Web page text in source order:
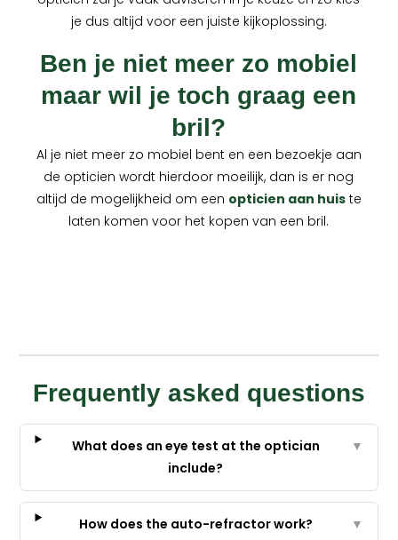
je dus altijd voor een juiste kijkoplossing.
Ben je niet meer zo mobiel
maar wil je toch graag een
bril?
Al je niet meer zo mobiel bent en een bezoekje aan
de opticien wordt hierdoor moeilijk, dan is er nog
altijd de mogelijkheid om een opticien aan huiste
laten komen voor het kopen van een bril.
Frequently asked questions
What does an eye test at the optician
include?
▼
How does the auto-refractor work? ▼